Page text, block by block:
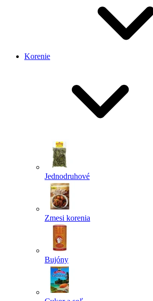
Korenie
Jednodruhové
Zmesi korenia
Bujóny